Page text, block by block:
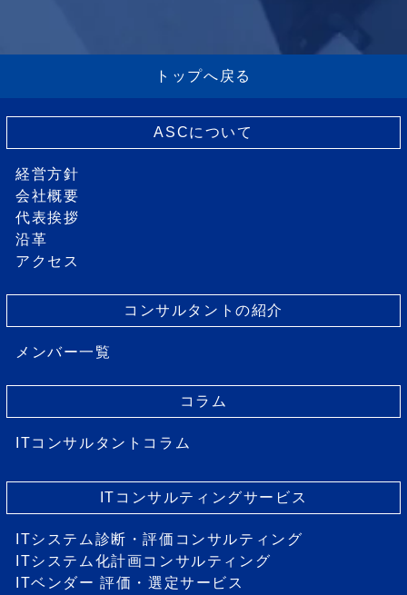
トップへ戻る
ASCについて
経営方針
会社概要
代表挨拶
沿革
アクセス
コンサルタントの紹介
メンバー一覧
コラム
ITコンサルタントコラム
ITコンサルティングサービス
ITシステム診断・評価コンサルティング
ITシステム化計画コンサルティング
ITベンダー 評価・選定サービス